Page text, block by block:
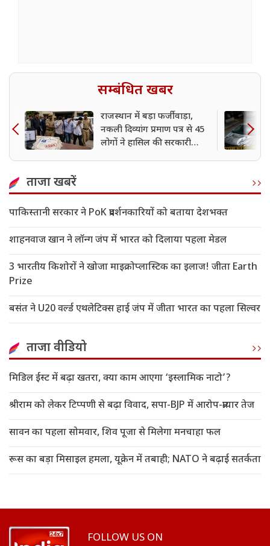
सम्बंधित खबर
राजस्थान में बड़ा फर्जीवाड़ा,
नकली दिव्यांग प्रमाण पत्र से 45
लोगों ने हासिल की सरकारी
ताजा खबरें
पाकिस्तानी सरकार ने PoK प्रदर्शनकारियों को बताया देशभक्त
शाहनवाज खान ने लॉन्ग जंप में भारत को दिलाया पहला मेडल
3 भारतीय किशोरों ने खोजा माइक्रोप्लास्टिक का इलाज! जीता Earth
Prize
बसंत ने U20 वर्ल्ड एथलेटिक्स हाई जंप में जीता भारत का पहला सिल्वर
ताजा वीडियो
मिडिल ईस्ट में बढ़ा खतरा, क्या काम आएगा ‘इस्लामिक नाटो’?
श्रीराम को लेकर टिप्पणी से बढ़ा विवाद, सपा-BJP में आरोप-प्रत्यार तेज
सावन का पहला सोमवार, शिव पूजा से मिलेगा मनचाहा फल
रूस का बड़ा मिसाइल हमला, यूक्रेन में तबाही; NATO ने बढ़ाई सतर्कता
FOLLOW US ON